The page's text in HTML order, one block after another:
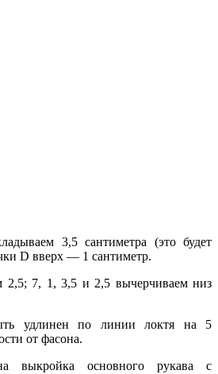
3,5 сантиметра (это будет
D вверх — 1 сантиметр.
2,5; 7, 1, 3,5 и 2,5 вычерчиваем низ
удлинен по линии локтя на 5
от фасона.
выкройка основного рукава с